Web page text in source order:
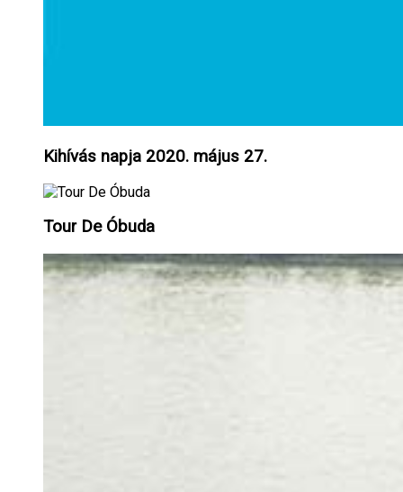
Kihívás napja 2020. május 27.
Tour De Óbuda